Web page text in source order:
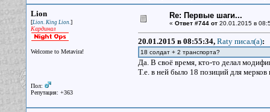
Lion
[Lion. King Lion.]
Кардинал
Welcome to Metavira!
Пол:
Репутация: +363
Re: Первые шаги...
« Ответ #744 от20.01.2015 в
20.01.2015 в 08:55:34, Raty писал(a):
18 солдат + 2 транспорта?
Да. В своё время, кто-то делал
Т.е. в ней было 18 позиций для